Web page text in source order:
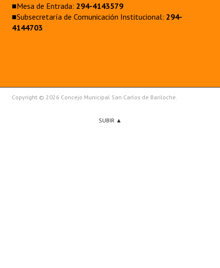
■Mesa de Entrada: 294-4143579
■Subsecretaría de Comunicación Institucional: 294-
4144703
Copyright © 2026 Concejo Municipal San Carlos de Bariloche.
SUBIR ▲